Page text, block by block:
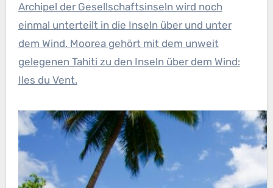
Archipel der Gesellschaftsinseln wird noch
einmal unterteilt in die Inseln über und unter
dem Wind. Moorea gehört mit dem unweit
gelegenen Tahiti zu den Inseln über dem Wind:
Iles du Vent.